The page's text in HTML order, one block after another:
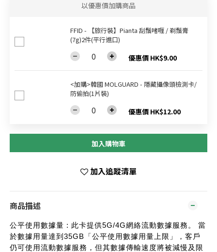
以優惠價加購商品
FFID - 【旅行裝】Pianta 刮鬚啫喱 / 剃鬚膏
(7g)2件(平行進口)
優惠價 HK$9.00
<加購>韓國 MOLGUARD - 隱藏攝像頭檢測卡/
防偷拍(1片裝)
優惠價 HK$12.00
加入購物車
加入追蹤清單
商品描述
公平使用數據量 : 此卡提供5G/4G網絡流動數據服務。 當
於數據用量達到35GB「公平使用數據用量上限」，客戶
仍可使用流動數據服務，但其數據傳輸速度將被減慢及限